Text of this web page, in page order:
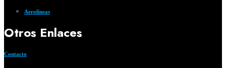
Aerolíneas
Otros Enlaces
Contacto